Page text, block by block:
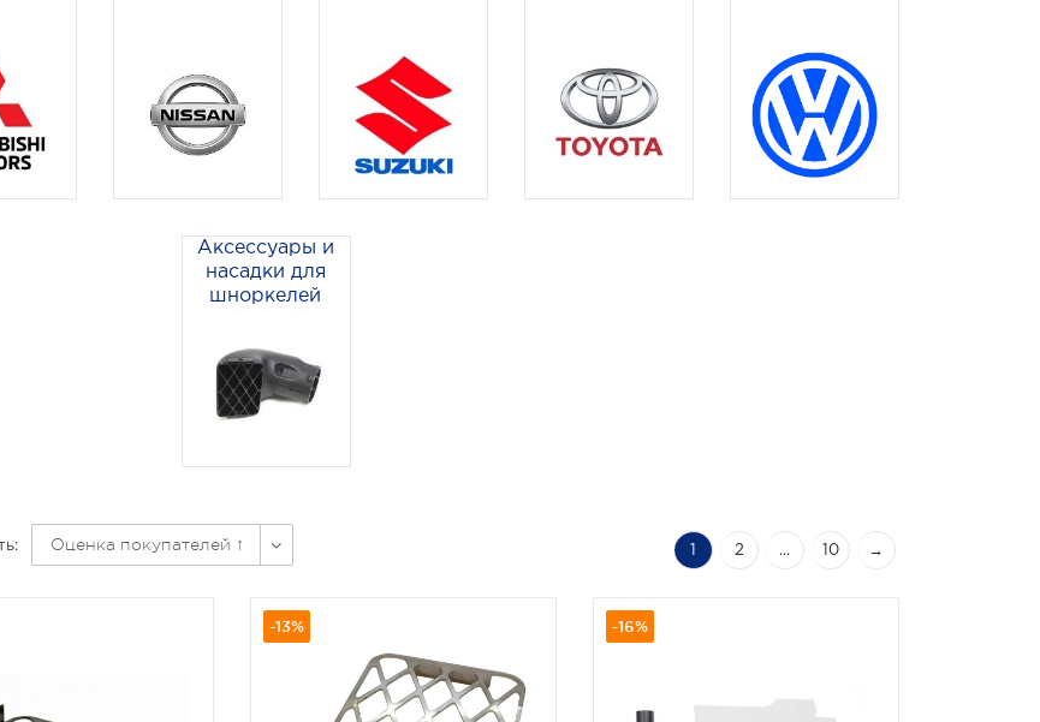
Аксессуары и
насадки для
шноркелей
Оценка покупателей ↑ 2 ... 10 →
-13% -16%